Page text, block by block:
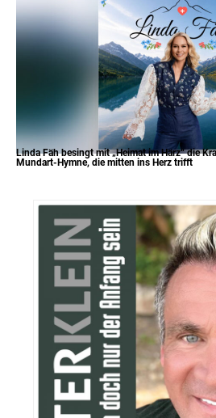
Linda Fäh besingt mit „Heimat im Härz“ die
Mundart-Hymne, die mitten ins Herz trifft